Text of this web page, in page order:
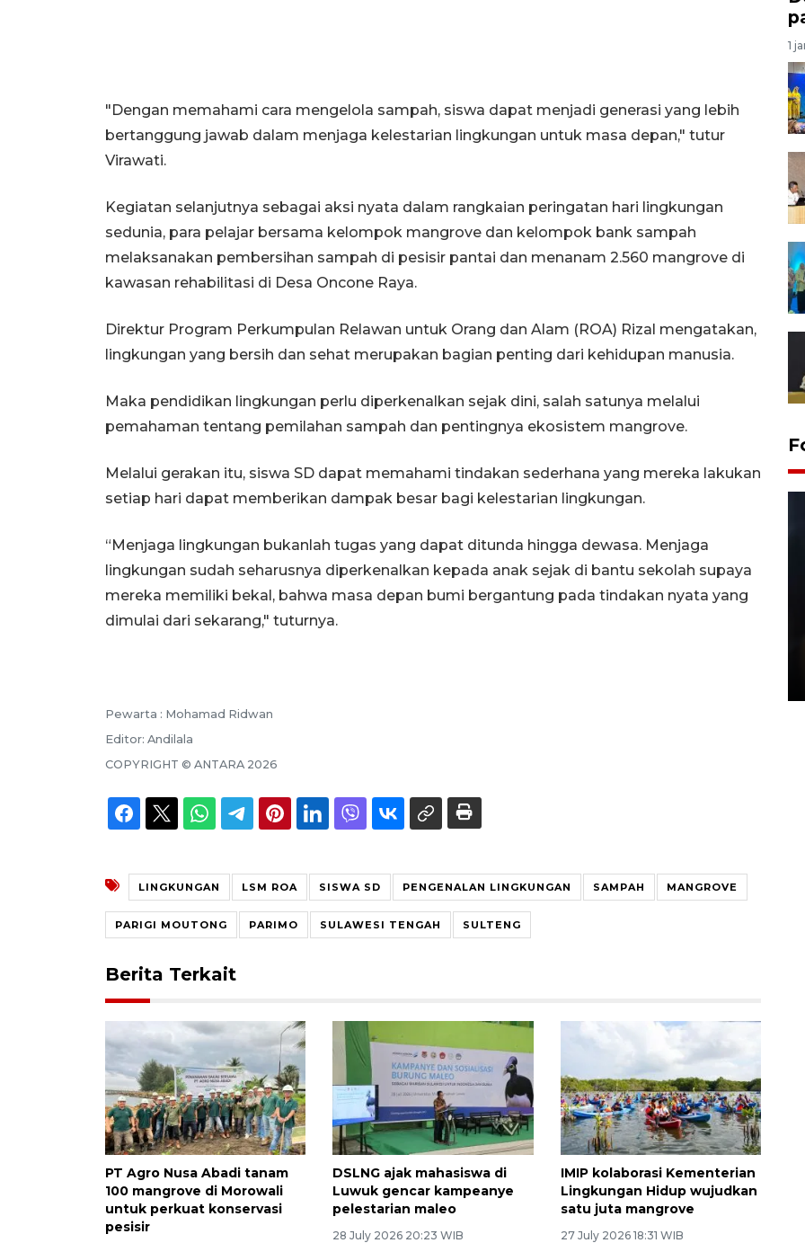
"Dengan memahami cara mengelola sampah, siswa dapat menjadi generasi yang lebih
bertanggung jawab dalam menjaga kelestarian lingkungan untuk masa depan," tutur
Virawati.
Kegiatan selanjutnya sebagai aksi nyata dalam rangkaian peringatan hari lingkungan
sedunia, para pelajar bersama kelompok mangrove dan kelompok bank sampah
melaksanakan pembersihan sampah di pesisir pantai dan menanam 2.560 mangrove di
kawasan rehabilitasi di Desa Oncone Raya.
Direktur Program Perkumpulan Relawan untuk Orang dan Alam (ROA) Rizal mengatakan,
lingkungan yang bersih dan sehat merupakan bagian penting dari kehidupan manusia.
Maka pendidikan lingkungan perlu diperkenalkan sejak dini, salah satunya melalui
pemahaman tentang pemilahan sampah dan pentingnya ekosistem mangrove.
Melalui gerakan itu, siswa SD dapat memahami tindakan sederhana yang mereka lakukan
setiap hari dapat memberikan dampak besar bagi kelestarian lingkungan.
“Menjaga lingkungan bukanlah tugas yang dapat ditunda hingga dewasa. Menjaga
lingkungan sudah seharusnya diperkenalkan kepada anak sejak di bantu sekolah supaya
mereka memiliki bekal, bahwa masa depan bumi bergantung pada tindakan nyata yang
dimulai dari sekarang," tuturnya.
Pewarta : Mohamad Ridwan
Editor: Andilala
COPYRIGHT © ANTARA 2026
LINGKUNGAN LSM ROA SISWA SD PENGENALAN LINGKUNGAN SAMPAH MANGROVE
PARIGI MOUTONG PARIMO SULAWESI TENGAH SULTENG
Berita Terkait
PT Agro Nusa Abadi tanam
100 mangrove di Morowali
untuk perkuat konservasi
pesisir
DSLNG ajak mahasiswa di
Luwuk gencar kampeanye
pelestarian maleo
28 July 2026 20:23 WIB
IMIP kolaborasi Kementerian
Lingkungan Hidup wujudkan
satu juta mangrove
27 July 2026 18:31 WIB
1